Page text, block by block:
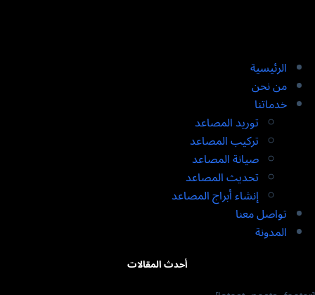
الرئيسية
من نحن
خدماتنا
توريد المصاعد​
تركيب المصاعد ​
صيانة المصاعد​
تحديث المصاعد​
إنشاء أبراج المصاعد​
تواصل معنا
المدونة
أحدث المقالات